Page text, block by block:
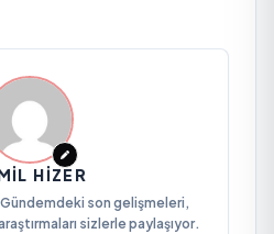
HIZER
Gündemdeki son gelişmeleri,
sizlerle paylaşıyor.